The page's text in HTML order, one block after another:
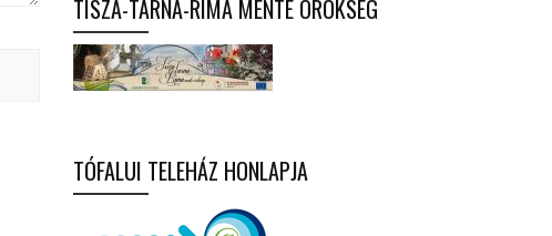
TISZA-TARNA-RIMA MENTE ÖRÖKSÉG
TÓFALUI TELEHÁZ HONLAPJA